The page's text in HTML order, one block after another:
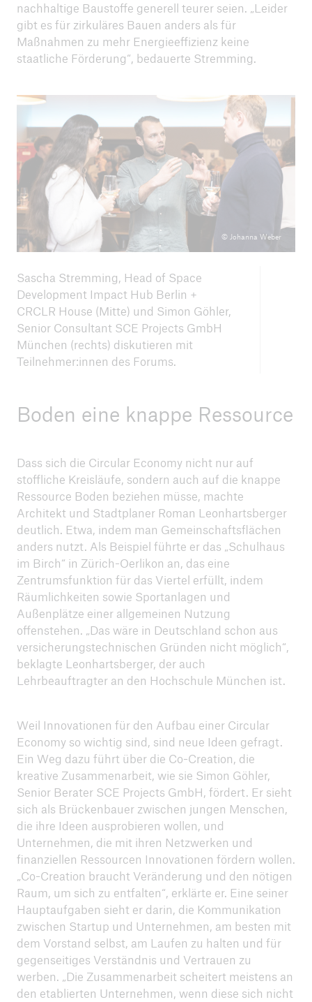
nachhaltige Baustoffe generell teurer seien. „Leider
gibt es für zirkuläres Bauen anders als für
Maßnahmen zu mehr Energieeffizienz keine
staatliche Förderung“, bedauerte Stremming.
© Johanna Weber
Sascha Stremming, Head of Space
Development Impact Hub Berlin +
CRCLR House (Mitte) und Simon Göhler,
Senior Consultant SCE Projects GmbH
München (rechts) diskutieren mit
Teilnehmer:innen des Forums.
Boden eine knappe Ressource
Dass sich die Circular Economy nicht nur auf
stoffliche Kreisläufe, sondern auch auf die knappe
Ressource Boden beziehen müsse, machte
Architekt und Stadtplaner Roman Leonhartsberger
deutlich. Etwa, indem man Gemeinschaftsflächen
anders nutzt. Als Beispiel führte er das „Schulhaus
im Birch“ in Zürich-Oerlikon an, das eine
Zentrumsfunktion für das Viertel erfüllt, indem
Räumlichkeiten sowie Sportanlagen und
Außenplätze einer allgemeinen Nutzung
offenstehen. „Das wäre in Deutschland schon aus
versicherungstechnischen Gründen nicht möglich“,
beklagte Leonhartsberger, der auch
Lehrbeauftragter an den Hochschule München ist.
Weil Innovationen für den Aufbau einer Circular
Economy so wichtig sind, sind neue Ideen gefragt.
Ein Weg dazu führt über die Co-Creation, die
kreative Zusammenarbeit, wie sie Simon Göhler,
Senior Berater SCE Projects GmbH, fördert. Er sieht
sich als Brückenbauer zwischen jungen Menschen,
die ihre Ideen ausprobieren wollen, und
Unternehmen, die mit ihren Netzwerken und
finanziellen Ressourcen Innovationen fördern wollen.
„Co-Creation braucht Veränderung und den nötigen
Raum, um sich zu entfalten“, erklärte er. Eine seiner
Hauptaufgaben sieht er darin, die Kommunikation
zwischen Startup und Unternehmen, am besten mit
dem Vorstand selbst, am Laufen zu halten und für
gegenseitiges Verständnis und Vertrauen zu
werben. „Die Zusammenarbeit scheitert meistens an
den etablierten Unternehmen, wenn diese sich nicht